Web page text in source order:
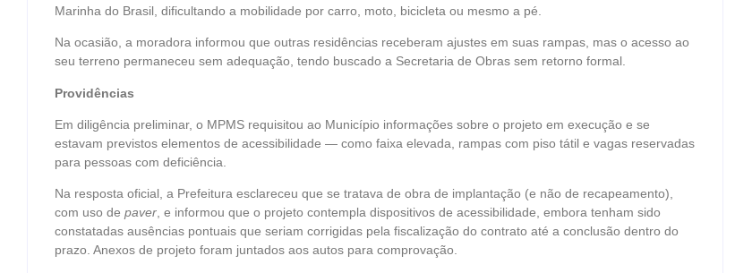
Marinha do Brasil, dificultando a mobilidade por carro, moto, bicicleta ou mesmo a pé.
Na ocasião, a moradora informou que outras residências receberam ajustes em suas rampas, mas o acesso ao
seu terreno permaneceu sem adequação, tendo buscado a Secretaria de Obras sem retorno formal.
Providências
Em diligência preliminar, o MPMS requisitou ao Município informações sobre o projeto em execução e se
estavam previstos elementos de acessibilidade — como faixa elevada, rampas com piso tátil e vagas reservadas
para pessoas com deficiência.
Na resposta oficial, a Prefeitura esclareceu que se tratava de obra de implantação (e não de recapeamento),
com uso de paver, e informou que o projeto contempla dispositivos de acessibilidade, embora tenham sido
constatadas ausências pontuais que seriam corrigidas pela fiscalização do contrato até a conclusão dentro do
prazo. Anexos de projeto foram juntados aos autos para comprovação.